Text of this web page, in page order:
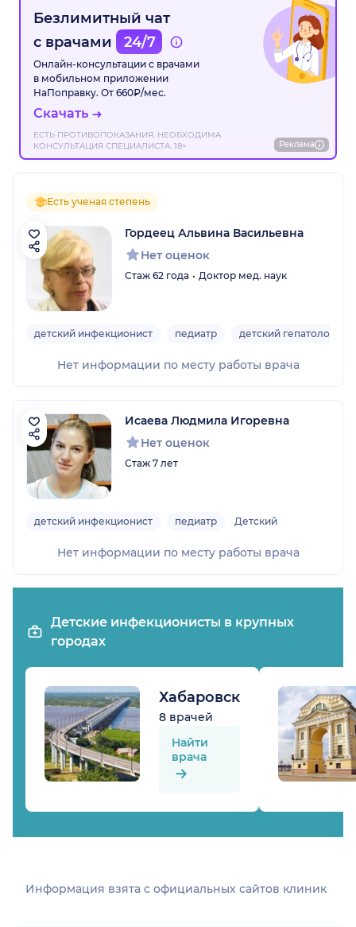
Безлимитный чат
с врачами
24/7
Онлайн-консультации с врачами
в мобильном приложении
НаПоправку. От 660₽/мес.
Скачать
ЕСТЬ ПРОТИВОПОКАЗАНИЯ. НЕОБХОДИМА
КОНСУЛЬТАЦИЯ СПЕЦИАЛИСТА. 18+
Реклама
Есть ученая степень
Гордеец Альвина Васильевна
Нет оценок
Стаж 62 года Доктор мед. наук
детский инфекционист педиатр детский гепатолог
Нет информации по месту работы врача
Исаева Людмила Игоревна
Нет оценок
Стаж 7 лет
детский инфекционист педиатр Детский
Нет информации по месту работы врача
Детские инфекционисты в крупных
городах
Хабаровск
8 врачей
Найти
врача
Информация взята c официальных сайтов клиник